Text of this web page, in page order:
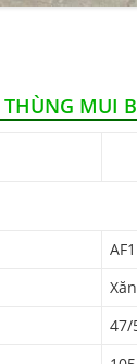
MUI
47/